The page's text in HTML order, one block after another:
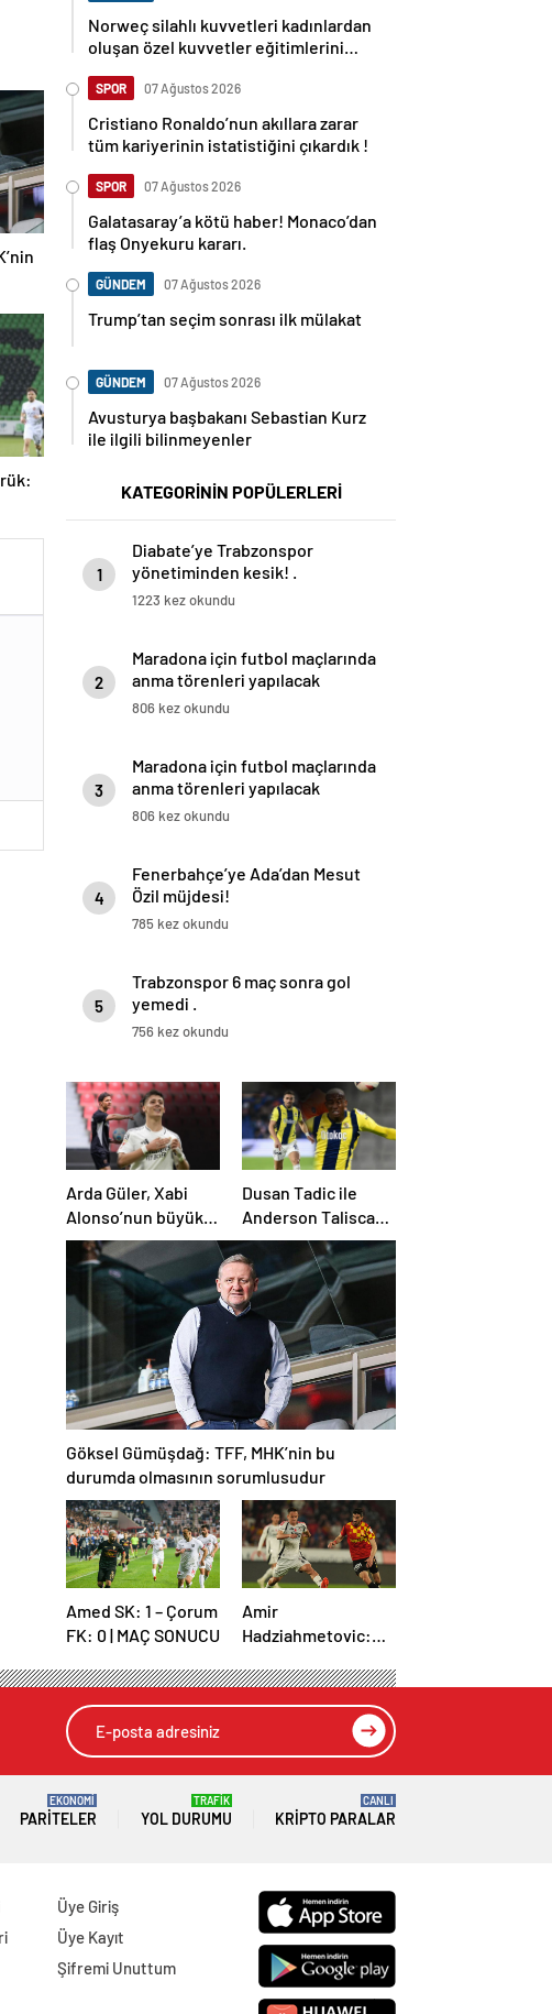
Norweç silahlı kuvvetleri kadınlardan
oluşan özel kuvvetler eğitimlerini
SPOR 07 Ağustos 2026
Cristiano Ronaldo’nun akıllara zarar
tüm kariyerinin istatistiğini çıkardık !
SPOR 07 Ağustos 2026
Galatasaray’a kötü haber! Monaco’dan
flaş Onyekuru kararı.
GÜNDEM 07 Ağustos 2026
Trump’tan seçim sonrası ilk mülakat
GÜNDEM 07 Ağustos 2026
Avusturya başbakanı Sebastian Kurz
ile ilgili bilinmeyenler
KATEGORİNİN POPÜLERLERİ
1
Diabate’ye Trabzonspor
yönetiminden kesik! .
1223 kez okundu
2
Maradona için futbol maçlarında
anma törenleri yapılacak
806 kez okundu
3
Maradona için futbol maçlarında
anma törenleri yapılacak
806 kez okundu
4
Fenerbahçe’ye Ada’dan Mesut
Özil müjdesi!
785 kez okundu
5
Trabzonspor 6 maç sonra gol
yemedi .
756 kez okundu
Arda Güler, Xabi
Alonso’nun büyük
kozu olacak
Dusan Tadic ile
Anderson Talisca
arasında tartışma
çıktı
Göksel Gümüşdağ: TFF, MHK’nin bu
durumda olmasının sorumlusudur
Amed SK: 1 – Çorum
FK: 0 | MAÇ SONUCU
Amir
Hadziahmetovic:
PARITELER
EKONOMİ
YOL DURUMU
TRAFİK
KRIPTO PARALAR
CANLI
Üye Giriş
Üye Kayıt
Şifremi Unuttum